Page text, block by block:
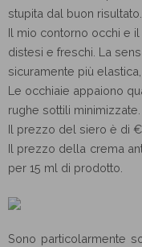
stupita dal buon risultato.
Il mio contorno occhi e
distesi e freschi. La
sicuramente più
Le occhiaie appaiono
rughe sottili minimizzate.
Il prezzo del siero è di
Il prezzo della crema
per 15 ml di prodotto.
Sono particolarmente